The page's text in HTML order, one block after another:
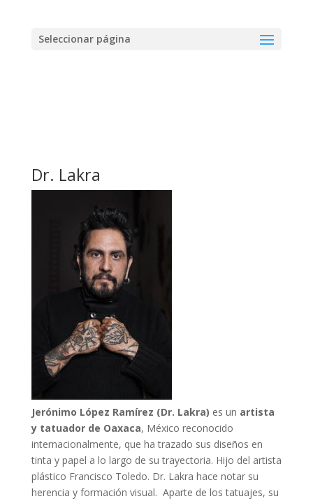
Seleccionar página
Dr. Lakra
Jerónimo López Ramírez (Dr. Lakra) es un artista
y tatuador de Oaxaca, México reconocido
internacionalmente, que ha trazado sus diseños en
tinta y papel a lo largo de su trayectoria. Hijo del artista
plástico Francisco Toledo. Dr. Lakra hace notar su
herencia y formación visual. Aparte de los tatuajes, su